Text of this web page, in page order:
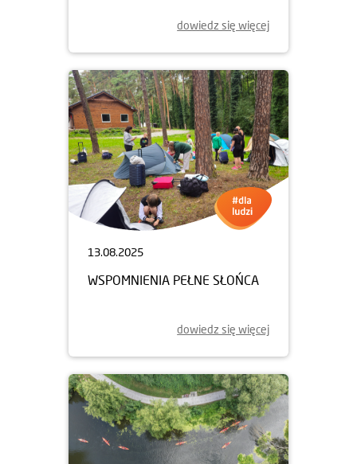
dowiedz się więcej
13.08.2025
WSPOMNIENIA PEŁNE SŁOŃCA
dowiedz się więcej